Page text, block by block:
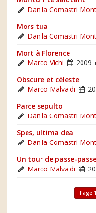
Danila Comastri
Mors tua
Danila Comastri
Mort à Florence
Marco Vichi
2009
Obscure et céleste
Marco Malvaldi
Parce sepulto
Danila Comastri
Spes, ultima dea
Danila Comastri
Un tour de passe-passe
Marco Malvaldi
Page